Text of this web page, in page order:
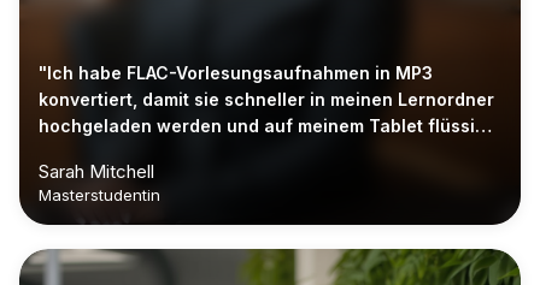
"Ich habe FLAC-Vorlesungsaufnahmen in MP3
konvertiert, damit sie schneller in meinen Lernordner
hochgeladen werden und auf meinem Tablet flüssig
Sarah Mitchell
Masterstudentin